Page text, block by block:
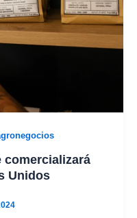
comercializará
Unidos